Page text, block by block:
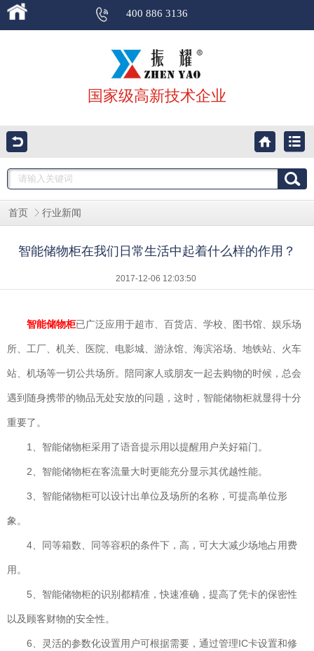
400 886 3136
国家级高新技术企业
首页 行业新闻
智能储物柜在我们日常生活中起着什么样的作用？
2017-12-06 12:03:50
智能储物柜已广泛应用于超市、百货店、学校、图书馆、娱乐场
所、工厂、机关、医院、电影城、游泳馆、海滨浴场、地铁站、火车
站、机场等一切公共场所。陪同家人或朋友一起去购物的时候，总会
遇到随身携带的物品无处安放的问题，这时，智能储物柜就显得十分
重要了。
1、智能储物柜采用了语音提示用以提醒用户关好箱门。
2、智能储物柜在客流量大时更能充分显示其优越性能。
3、智能储物柜可以设计出单位及场所的名称，可提高单位形
象。
4、同等箱数、同等容积的条件下，高，可大大减少场地占用费
用。
5、智能储物柜的识别都精准，快速准确，提高了凭卡的保密性
以及顾客财物的安全性。
6、灵活的参数化设置用户可根据需要，通过管理IC卡设置和修